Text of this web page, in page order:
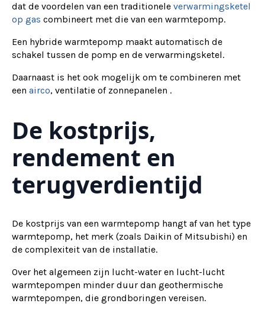
dat de voordelen van een traditionele verwarmingsketel
op gas combineert met die van een warmtepomp.
Een hybride warmtepomp maakt automatisch de
schakel tussen de pomp en de verwarmingsketel.
Daarnaast is het ook mogelijk om te combineren met
een airco, ventilatie of zonnepanelen .
De kostprijs,
rendement en
terugverdientijd
De kostprijs van een warmtepomp hangt af van het type
warmtepomp, het merk (zoals Daikin of Mitsubishi) en
de complexiteit van de installatie.
Over het algemeen zijn lucht-water en lucht-lucht
warmtepompen minder duur dan geothermische
warmtepompen, die grondboringen vereisen.